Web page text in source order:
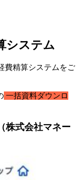
システム
費精算システムをご
一括資料ダウンロ
株式会社マネー